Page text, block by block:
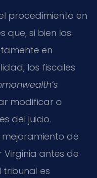
procedimiento en
que, si bien los
en
los fiscales
modificar o
del juicio.
de
antes de
es